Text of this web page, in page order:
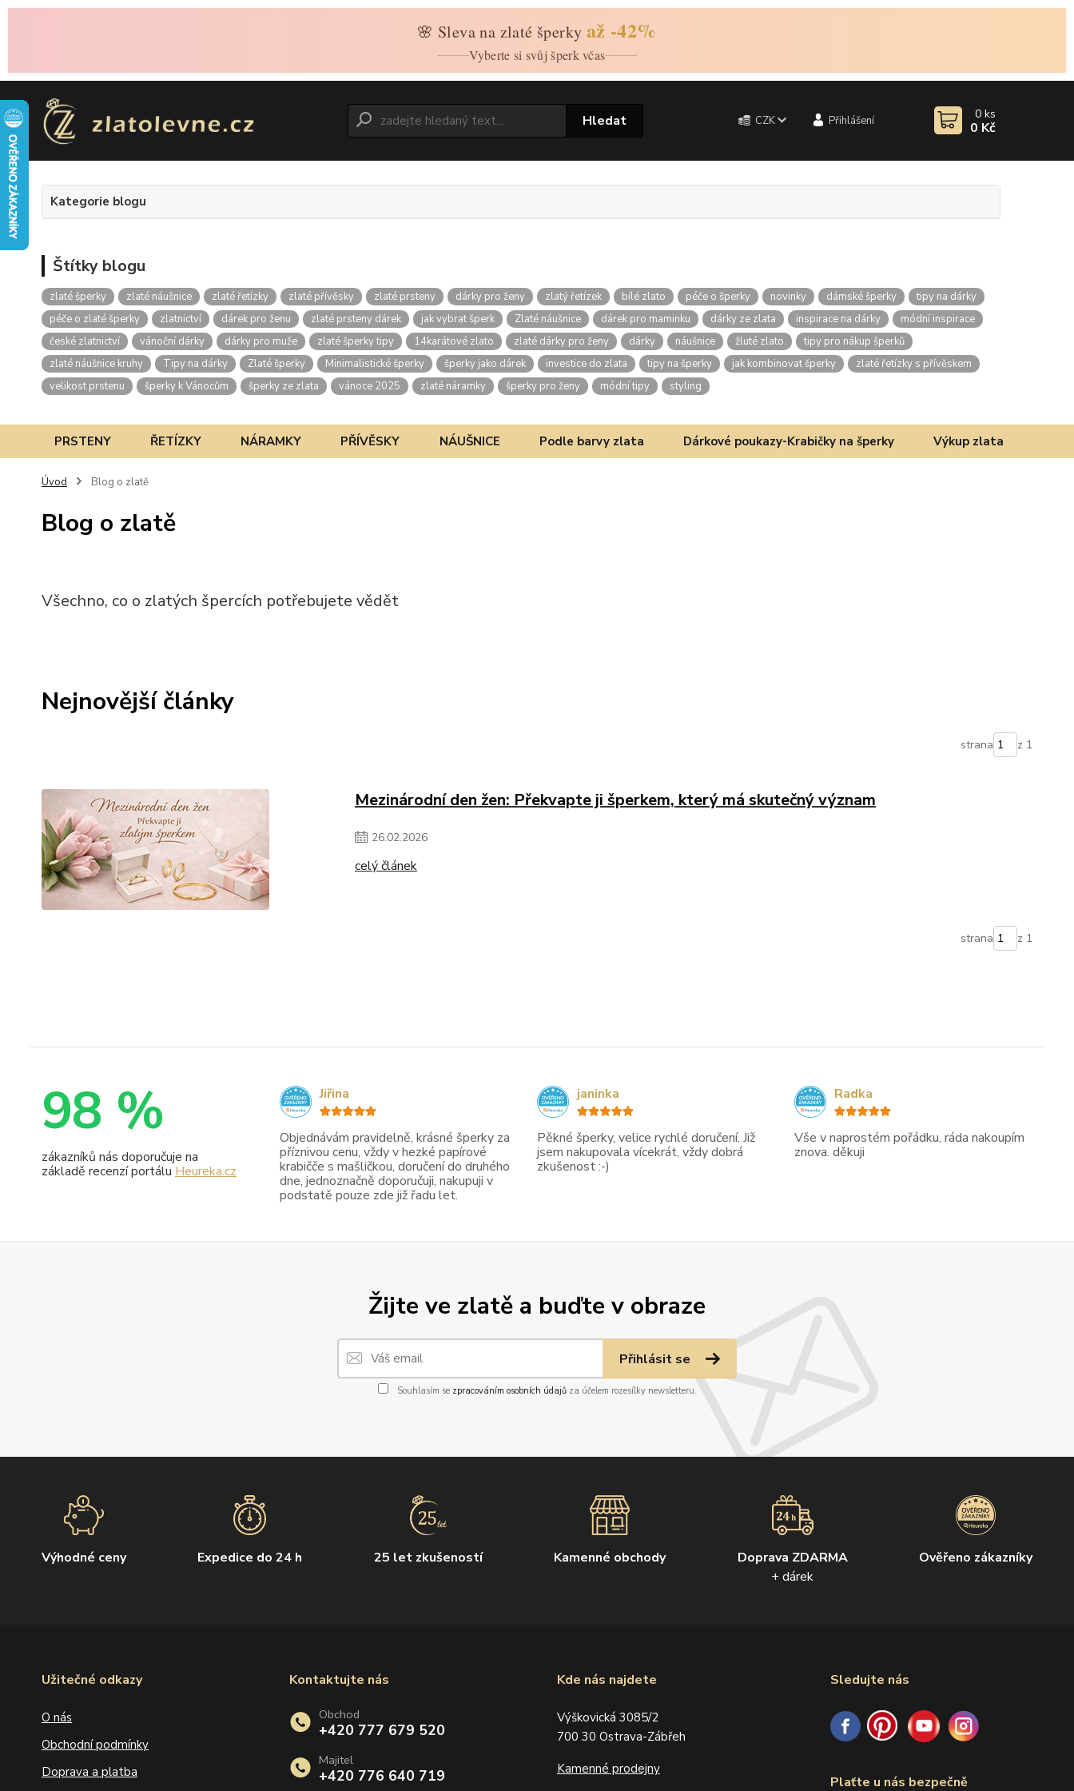
🌸 Sleva na zlaté šperky až -42%
Vyberte si svůj šperk včas
CZK Přihlášení
Hledat 0 ks
0 Kč
Kategorie blogu
Štítky blogu
zlaté šperky zlaté náušnice zlaté řetízky zlaté přívěsky zlaté prsteny dárky pro ženy zlatý řetízek bílé zlato péče o šperky novinky dámské šperky
tipy na dárky
péče o zlaté šperky
zlatnictví dárek pro ženu zlaté prsteny dárek jak vybrat šperk Zlaté náušnice dárek pro maminku dárky ze zlata inspirace na dárky
módní inspirace
české zlatnictví
vánoční dárky dárky pro muže zlaté šperky tipy 14karátové zlato zlaté dárky pro ženy dárky náušnice žluté zlato
tipy pro nákup šperků
zlaté náušnice kruhy
Tipy na dárky Zlaté šperky Minimalistické šperky šperky jako dárek investice do zlata tipy na šperky jak kombinovat šperky
zlaté řetízky s přívěskem
velikost prstenu
šperky k Vánocům šperky ze zlata vánoce 2025 zlaté náramky šperky pro ženy módní tipy styling
PRSTENY ŘETÍZKY NÁRAMKY PŘÍVĚSKY NÁUŠNICE Podle barvy zlata Dárkové poukazy-Krabičky na šperky Výkup zlata
Úvod Blog o zlatě
Blog o zlatě
Všechno, co o zlatých špercích potřebujete vědět
Nejnovější články
strana z 1
Mezinárodní den žen: Překvapte ji šperkem, který má skutečný význam
26.02.2026
celý článek
strana z 1
Žijte ve zlatě a buďte v obraze
Přihlásit se
Souhlasím se zpracováním osobních údajůza účelem rozesílky newsletteru.
Výhodné ceny Expedice do 24 h 25 let zkušeností Kamenné obchody
Doprava ZDARMA
+ dárek
Ověřeno zákazníky
Užitečné odkazy
O nás
Obchodní podmínky
Doprava a platba
Kde nás najdete
Výškovická 3085/2
700 30 Ostrava-Zábřeh
Kamenné prodejny
Sledujte nás
Plaťte u nás bezpečně
Kontaktujte nás
Obchod
+420 777 679 520
Majitel
+420 776 640 719
98 %
zákazníků nás doporučuje na
základě recenzí portálu Heureka.cz
Objednávám pravidelně, krásné šperky za
příznivou cenu, vždy v hezké papírové
krabičče s mašličkou, doručení do druhého
dne, jednoznačně doporučuji, nakupuji v
podstatě pouze zde již řadu let.
Jiřina
Pěkné šperky, velice rychlé doručení. Již
jsem nakupovala vícekrát, vždy dobrá
zkušenost :-)
janinka
Vše v naprostém pořádku, ráda nakoupím
znova. děkuji
Radka